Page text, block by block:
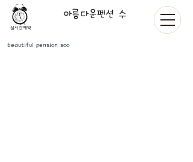
아름다운펜션 수
실시간예약
beautiful pension soo